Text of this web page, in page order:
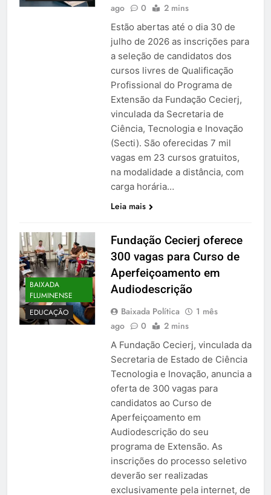
ago
0 2 mins
Estão abertas até o dia 30 de
julho de 2026 as inscrições para
a seleção de candidatos dos
cursos livres de Qualificação
Profissional do Programa de
Extensão da Fundação Cecierj,
vinculada da Secretaria de
Ciência, Tecnologia e Inovação
(Secti). São oferecidas 7 mil
vagas em 23 cursos gratuitos,
na modalidade a distância, com
carga horária…
Leia mais
BAIXADA
FLUMINENSE
EDUCAÇÃO
Fundação Cecierj oferece
300 vagas para Curso de
Aperfeiçoamento em
Audiodescrição
Baixada Política
1 mês
ago
0 2 mins
A Fundação Cecierj, vinculada da
Secretaria de Estado de Ciência
Tecnologia e Inovação, anuncia a
oferta de 300 vagas para
candidatos ao Curso de
Aperfeiçoamento em
Audiodescrição do seu
programa de Extensão. As
inscrições do processo seletivo
deverão ser realizadas
exclusivamente pela internet, de